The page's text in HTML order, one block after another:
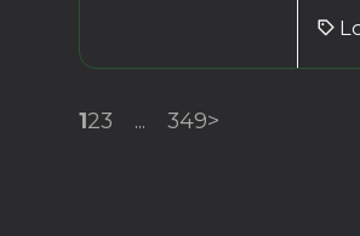
123 ... 349>